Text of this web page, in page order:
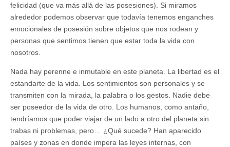
felicidad (que va más allá de las posesiones). Si miramos
alrededor podemos observar que todavía tenemos enganches
emocionales de posesión sobre objetos que nos rodean y
personas que sentimos tienen que estar toda la vida con
nosotros.
Nada hay perenne e inmutable en este planeta. La libertad es el
estandarte de la vida. Los sentimientos son personales y se
transmiten con la mirada, la palabra o los gestos. Nadie debe
ser poseedor de la vida de otro. Los humanos, como antaño,
tendríamos que poder viajar de un lado a otro del planeta sin
trabas ni problemas, pero… ¿Qué sucede? Han aparecido
países y zonas en donde impera las leyes internas, con